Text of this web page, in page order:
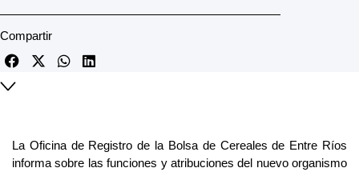
Compartir
La Oficina de Registro de la Bolsa de Cereales de Entre Ríos
informa sobre las funciones y atribuciones del nuevo organismo